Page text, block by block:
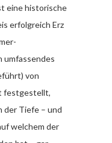
eine historische
erfolgreich Erz
umfassendes
von
festgestellt,
der Tiefe – und
welchem der